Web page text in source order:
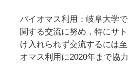
バイオマス利用：岐阜大学
関する交流に努め，特にサ
け入れられず交流するには
オマス利用に2020年まで協